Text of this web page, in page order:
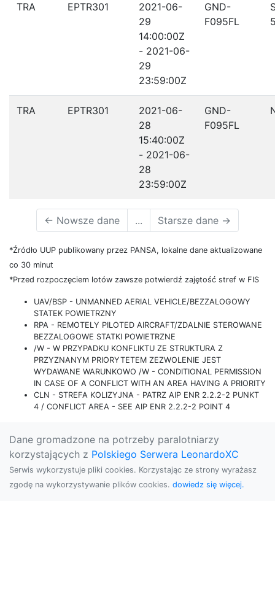
TRA EPTR301
2021-06-
29
14:00:00Z
- 2021-06-
29
23:59:00Z
GND-
F095FL
TRA EPTR301
2021-06-
28
15:40:00Z
- 2021-06-
28
23:59:00Z
GND-
F095FL
← Nowsze dane ... Starsze dane →
*Źródło UUP publikowany przez PANSA, lokalne dane aktualizowane
co 30 minut
*Przed rozpoczęciem lotów zawsze potwierdź zajętość stref w FIS
UAV/BSP - UNMANNED AERIAL VEHICLE/BEZZALOGOWY
STATEK POWIETRZNY
RPA - REMOTELY PILOTED AIRCRAFT/ZDALNIE STEROWANE
BEZZALOGOWE STATKI POWIETRZNE
/W - W PRZYPADKU KONFLIKTU ZE STRUKTURA Z
PRZYZNANYM PRIORYTETEM ZEZWOLENIE JEST
WYDAWANE WARUNKOWO /W - CONDITIONAL PERMISSION
IN CASE OF A CONFLICT WITH AN AREA HAVING A PRIORITY
CLN - STREFA KOLIZYJNA - PATRZ AIP ENR 2.2.2-2 PUNKT
4 / CONFLICT AREA - SEE AIP ENR 2.2.2-2 POINT 4
Dane gromadzone na potrzeby paralotniarzy
korzystających z Polskiego Serwera LeonardoXC
Serwis wykorzystuje pliki cookies. Korzystając ze strony wyrażasz
zgodę na wykorzystywanie plików cookies. dowiedz się więcej.